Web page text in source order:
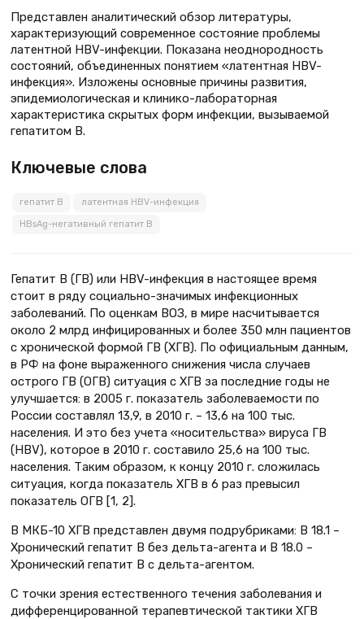
Представлен аналитический обзор литературы,
характеризующий современное состояние проблемы
латентной HBV-инфекции. Показана неоднородность
состояний, объединенных понятием «латентная HBV-
инфекция». Изложены основные причины развития,
эпидемиологическая и клинико-лабораторная
характеристика скрытых форм инфекции, вызываемой
гепатитом В.
Ключевые слова
гепатит В латентная HBV-инфекция
HBsAg-негативный гепатит В
Гепатит В (ГВ) или HBV-инфекция в настоящее время
стоит в ряду социально-значимых инфекционных
заболеваний. По оценкам ВОЗ, в мире насчитывается
около 2 млрд инфицированных и более 350 млн пациентов
с хронической формой ГВ (ХГВ). По официальным данным,
в РФ на фоне выраженного снижения числа случаев
острого ГВ (ОГВ) ситуация с ХГВ за последние годы не
улучшается: в 2005 г. показатель заболеваемости по
России составлял 13,9, в 2010 г. – 13,6 на 100 тыс.
населения. И это без учета «носительства» вируса ГВ
(HBV), которое в 2010 г. составило 25,6 на 100 тыс.
населения. Таким образом, к концу 2010 г. сложилась
ситуация, когда показатель ХГВ в 6 раз превысил
показатель ОГВ [1, 2].
В МКБ-10 ХГВ представлен двумя подрубриками: В 18.1 –
Хронический гепатит В без дельта-агента и В 18.0 –
Хронический гепатит В с дельта-агентом.
С точки зрения естественного течения заболевания и
дифференцированной терапевтической тактики ХГВ